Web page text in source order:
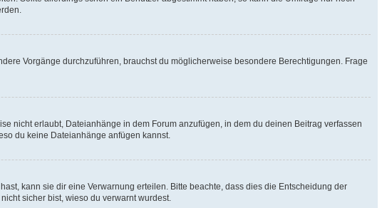
Vorgänge durchzuführen, brauchst du möglicherweise besondere Berechtigungen. Frage
nicht erlaubt, Dateianhänge in dem Forum anzufügen, in dem du deinen Beitrag verfassen
du keine Dateianhänge anfügen kannst.
kann sie dir eine Verwarnung erteilen. Bitte beachte, dass dies die Entscheidung der
sicher bist, wieso du verwarnt wurdest.